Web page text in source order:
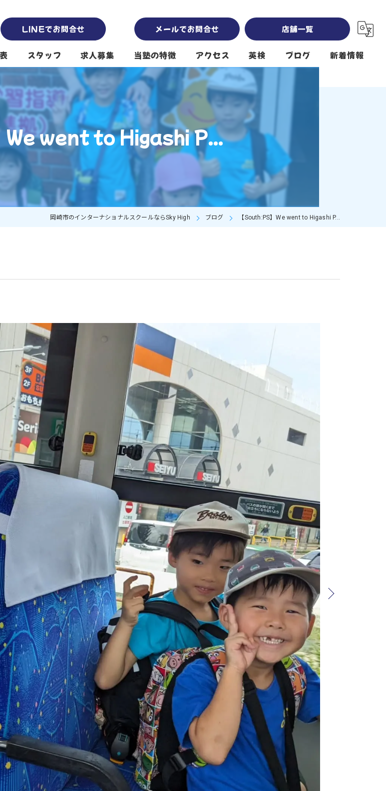
LINEでお問合せ メールでお問合せ 店舗一覧
スタッフ
南公園本校スタッフ
南公園第2校舎スタッフ
堤下公園校スタッフ
求人募集 当塾の特徴
塾
英会話
保育園
プリスクール
中高生
アクセス
Sky High 岡崎南公園本校 south
Sky High 南公園第2校舎 southwest
Sky High 堤下公園校 north
英検 ブログ 新着情報
went to Higashi P...
岡崎市のインターナショナルスクールならSky High ブログ 【South:PS】We went to Higashi P...